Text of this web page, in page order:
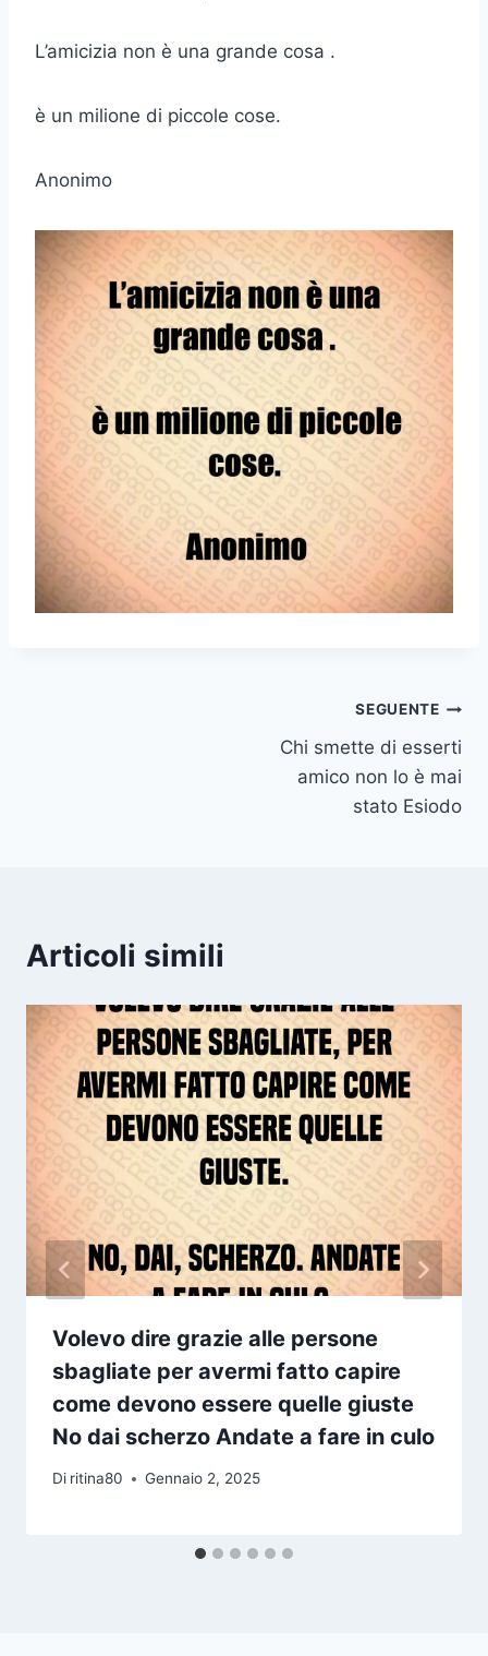
L’amicizia non è una grande cosa .
è un milione di piccole cose.
Anonimo
SEGUENTE
Chi smette di esserti
amico non lo è mai
stato Esiodo
Articoli simili
Volevo dire grazie alle persone
sbagliate per avermi fatto capire
come devono essere quelle giuste
No dai scherzo Andate a fare in culo
Di ritina80 Gennaio 2, 2025